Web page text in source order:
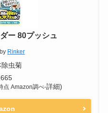
ー 80プッシュ
Rinker
除虫菊
点 Amazon調べ-詳細)